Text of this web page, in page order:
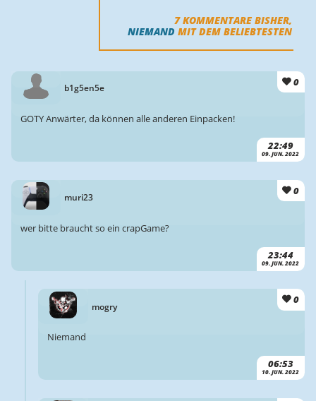
7KOMMENTARE BISHER,
NIEMAND MIT DEM BELIEBTESTEN
b1g5en5e 0
22:49
09. JUN. 2022
GOTY Anwärter, da können alle anderen Einpacken!
muri23
0
23:44
09. JUN. 2022
wer bitte braucht so ein crapGame?
mogry
0
06:53
10. JUN. 2022
Niemand